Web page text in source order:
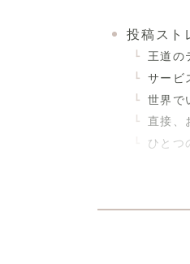
投稿スト
王道の
サービ
世界で
直接、
ひとつ